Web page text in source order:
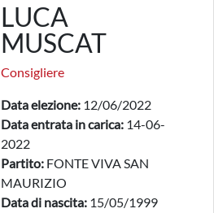
LUCA
MUSCAT
Consigliere
Data elezione: 12/06/2022
Data entrata in carica: 14-06-
2022
Partito: FONTE VIVA SAN
MAURIZIO
Data di nascita: 15/05/1999